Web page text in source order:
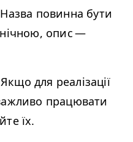
Назва повинна бути
опис —
Якщо для реалізації
працювати
їх.